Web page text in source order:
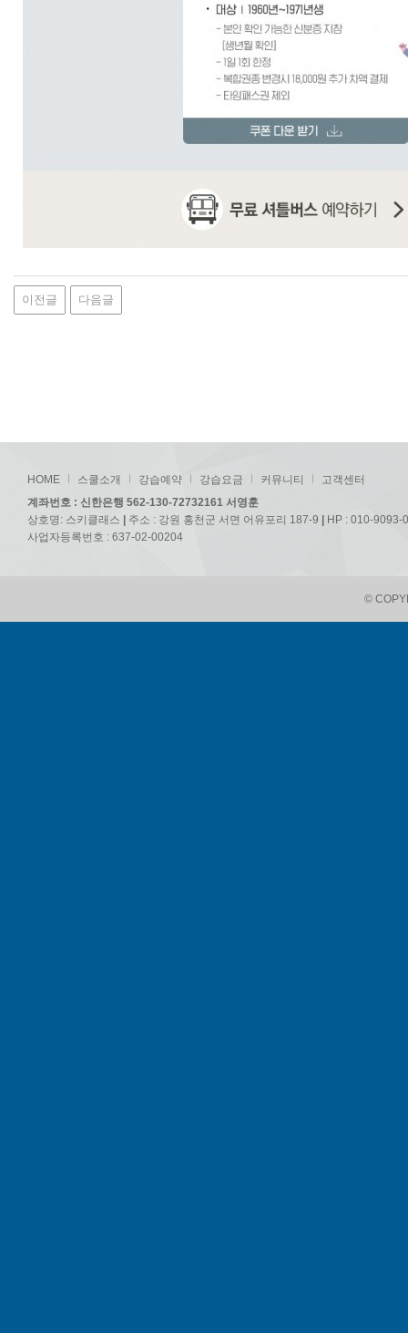
이전글 다음글
HOME 스쿨소개 강습예약 강습요금 커뮤니티
고객센터
계좌번호 : 신한은행 562-130-72732161 서영훈
상호명: 스키클래스
주소 : 강원 홍천군 서면 어유포리 187-9
HP : 010-9093-
사업자등록번호 : 637-02-00204
©